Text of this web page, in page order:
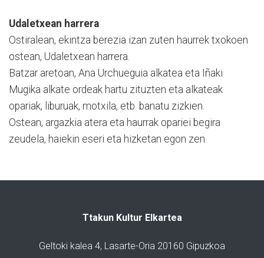
Udaletxean harrera
Ostiralean, ekintza berezia izan zuten haurrek txokoen
ostean, Udaletxean harrera.
Batzar aretoan, Ana Urchueguia alkatea eta Iñaki
Mugika alkate ordeak hartu zituzten eta alkateak
opariak, liburuak, motxila, etb. banatu zizkien.
Ostean, argazkia atera eta haurrak opariei begira
zeudela, haiekin eseri eta hizketan egon zen.
Ttakun Kultur Elkartea
Geltoki kalea 4, Lasarte-Oria 20160 Gipuzkoa